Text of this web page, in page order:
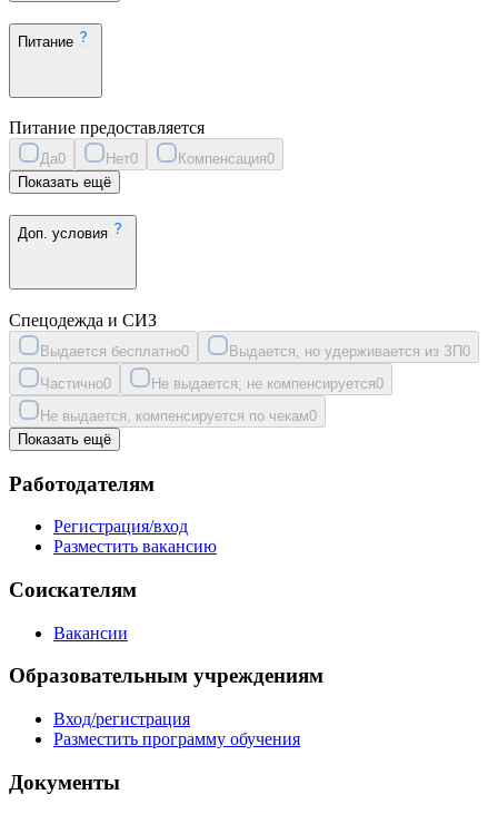
Питание
Питание предоставляется
Да0 Нет0 Компенсация0
Показать ещё
Доп. условия
Спецодежда и СИЗ
Выдается бесплатно0 Выдается, но удерживается из ЗП0
Частично0 Не выдается, не компенсируется0
Не выдается, компенсируется по чекам0
Показать ещё
Работодателям
Регистрация/вход
Разместить вакансию
Соискателям
Вакансии
Образовательным учреждениям
Вход/регистрация
Разместить программу обучения
Документы